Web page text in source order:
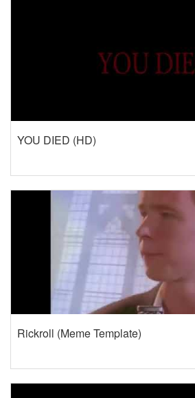
YOU DIED (HD)
Rickroll (Meme Template)